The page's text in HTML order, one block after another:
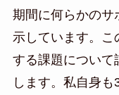
期間に何らかのサ
示しています。
する課題について
します。私自身